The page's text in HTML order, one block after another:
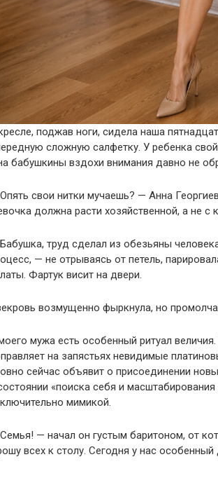
поджав ноги, сидела наша
сложную салфетку. У ребенка
бабушкины вздохи внимания давно не
свои нитки мучаешь? — Анна
должна расти хозяйственной, а не
труд сделал из обезьяны
— не отрываясь от петель,
Фартук висит на двери.
возмущенно фыркнула, но
мужа есть особенный ритуал
на запястьях невидимые
сейчас объявит о присоединении
«поиска себя и
мимикой.
— начал он густым баритоном, от
всех к столу. Сегодня у нас особенный